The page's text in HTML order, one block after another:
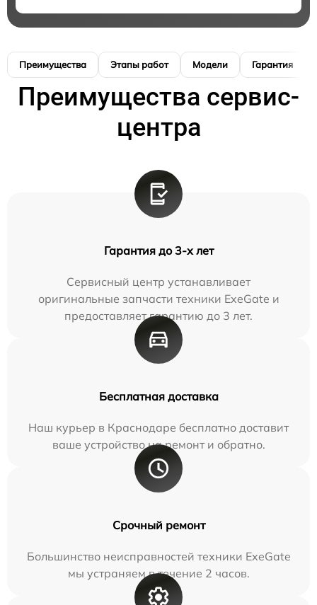
Преимущества Этапы работ Модели Гарантия
Преимущества сервис-
центра
Гарантия до 3-х лет
Сервисный центр устанавливает
оригинальные запчасти техники ExeGate и
предоставляет гарантию до 3 лет.
Бесплатная доставка
Наш курьер в Краснодаре бесплатно доставит
ваше устройство на ремонт и обратно.
Срочный ремонт
Большинство неисправностей техники ExeGate
мы устраняем в течение 2 часов.